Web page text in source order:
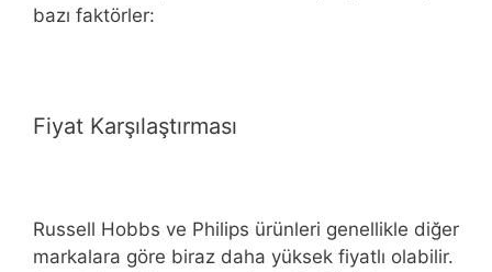
bazı faktörler:
Fiyat Karşılaştırması
Russell Hobbs ve Philips ürünleri genellikle diğer
markalara göre biraz daha yüksek fiyatlı olabilir.